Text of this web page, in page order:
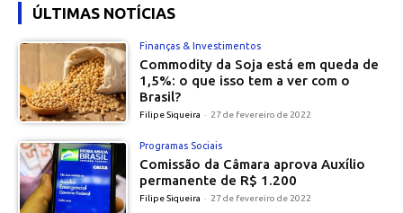
ÚLTIMAS NOTÍCIAS
Finanças & Investimentos
Commodity da Soja está em queda de
1,5%: o que isso tem a ver com o
Brasil?
Filipe Siqueira - 27 de fevereiro de 2022
Programas Sociais
Comissão da Câmara aprova Auxílio
permanente de R$ 1.200
Filipe Siqueira - 27 de fevereiro de 2022